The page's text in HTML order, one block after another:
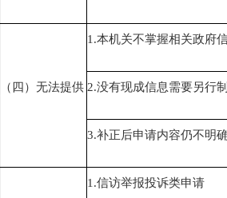
（四）无法提供
1.本机关不掌握相关政府
2.没有现成信息需要另行
3.补正后申请内容仍不明
1.信访举报投诉类申请